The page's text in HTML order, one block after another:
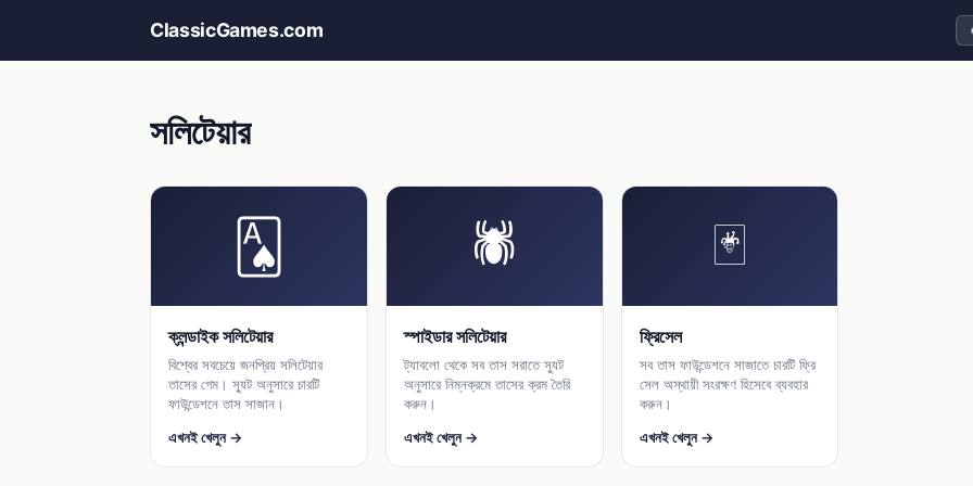
ClassicGames.com থিম
সলিটেয়ার
🂡
ক্লন্ডাইক সলিটেয়ার
বিশ্বের সবচেয়ে জনপ্রিয় সলিটেয়ার
তাসের গেম। স্যুট অনুসারে চারটি
ফাউন্ডেশনে তাস সাজান।
এখনই খেলুন →
🕷
স্পাইডার সলিটেয়ার
ট্যাবলো থেকে সব তাস সরাতে স্যুট
অনুসারে নিম্নক্রমে তাসের ক্রম তৈরি
করুন।
এখনই খেলুন →
🃏
ফ্রিসেল
সব তাস ফাউন্ডেশনে সাজাতে চারটি ফ্রি
সেল অস্থায়ী সংরক্ষণ হিসেবে ব্যবহার
করুন।
এখনই খেলুন →